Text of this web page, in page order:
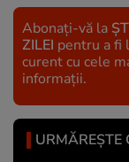
Abonați-vă la
ZILEI pentru a fi
curent cu cele
informații.
URMĂREȘTE